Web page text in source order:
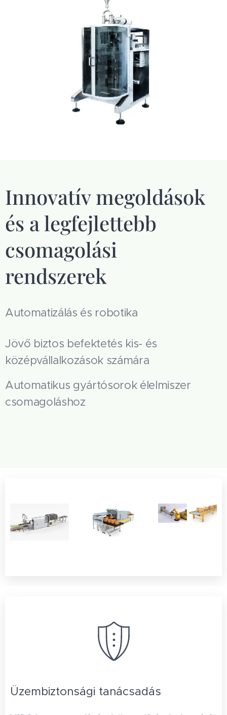
Innovatív megoldások
és a legfejlettebb
csomagolási
rendszerek
Automatizálás és robotika
Jövő biztos befektetés kis- és
középvállalkozások számára
Automatikus gyártósorok élelmiszer
csomagoláshoz
Üzembiztonsági tanácsadás